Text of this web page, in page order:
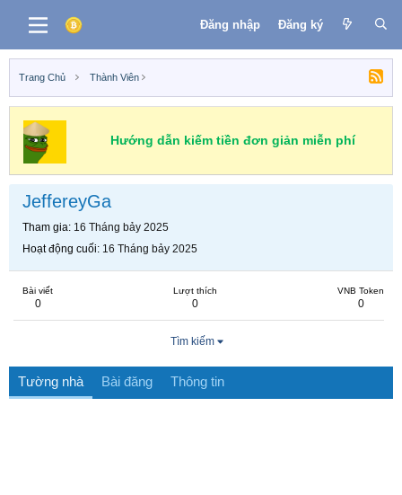
Đăng nhập Đăng ký
Trang Chủ Thành Viên
Hướng dẫn kiếm tiền đơn giản miễn phí
JeffereyGa
Tham gia 16 Tháng bảy 2025
Hoạt động cuối 16 Tháng bảy 2025
Bài viết
0
Lượt thích
0
VNB Token
0
Tìm kiếm
Tường nhà Bài đăng Thông tin